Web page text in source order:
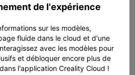
de l'expérience
sur les modèles,
fluide dans le cloud et d'une
avec les modèles pour
et débloquer encore plus de
l'application Creality Cloud !